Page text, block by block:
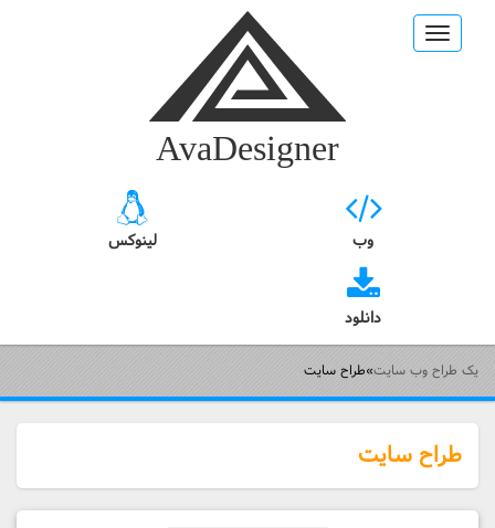
Toggle
navigation
AvaDesigner
وب لینوکس
دانلود
یک طراح وب سایت»طراح سایت
طراح سایت